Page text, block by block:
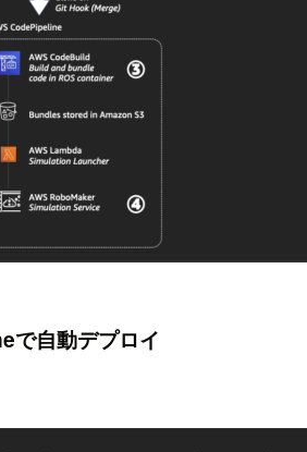
で自動デプロイ